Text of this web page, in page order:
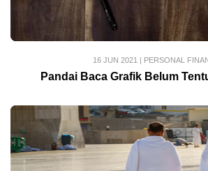
16 JUN 2021| PERSONAL
Pandai Baca Grafik Belum